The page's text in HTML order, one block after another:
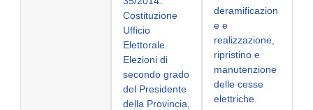
Costituzione
Ufficio
Elettorale.
Elezioni di
secondo grado
del Presidente
della Provincia,
deramificazion
e e
realizzazione,
ripristino e
manutenzione
delle cesse
elettriche.